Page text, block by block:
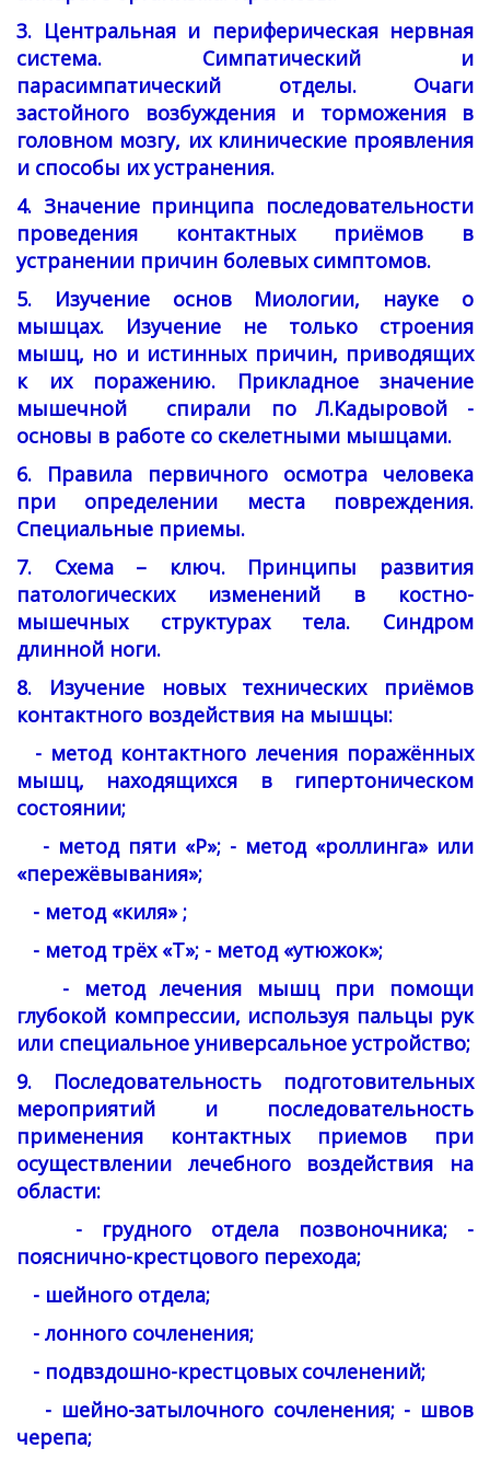
3. Центральная и периферическая нервная
система. Симпатический и
парасимпатический отделы. Очаги
застойного возбуждения и торможения в
головном мозгу, их клинические проявления
и способы их устранения.
4. Значение принципа последовательности
проведения контактных приёмов в
устранении причин болевых симптомов.
5. Изучение основ Миологии, науке о
мышцах. Изучение не только строения
мышц, но и истинных причин, приводящих
к их поражению. Прикладное значение
мышечной спирали по Л.Кадыровой -
основы в работе со скелетными мышцами.
6. Правила первичного осмотра человека
при определении места повреждения.
Специальные приемы.
7. Схема – ключ. Принципы развития
патологических изменений в костно-
мышечных структурах тела. Синдром
длинной ноги.
8. Изучение новых технических приёмов
контактного воздействия на мышцы:
- метод контактного лечения поражённых
мышц, находящихся в гипертоническом
состоянии;
- метод пяти «Р»; - метод «роллинга» или
«пережёвывания»;
- метод «киля» ;
- метод трёх «Т»; - метод «утюжок»;
- метод лечения мышц при помощи
глубокой компрессии, используя пальцы рук
или специальное универсальное устройство;
9. Последовательность подготовительных
мероприятий и последовательность
применения контактных приемов при
осуществлении лечебного воздействия на
области:
- грудного отдела позвоночника; -
пояснично-крестцового перехода;
- шейного отдела;
- лонного сочленения;
- подвздошно-крестцовых сочленений;
- шейно-затылочного сочленения; - швов
черепа;